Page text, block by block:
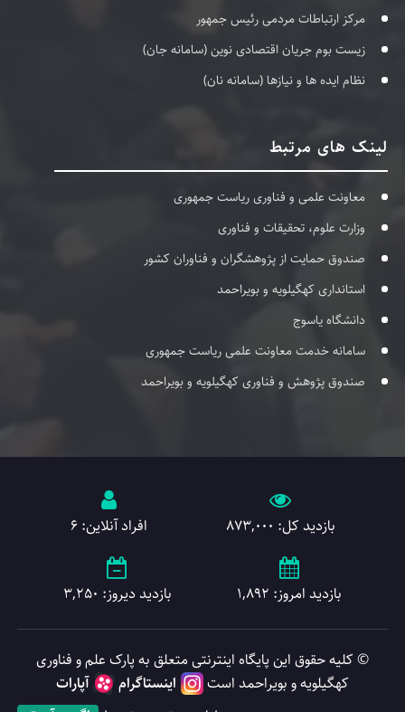
مرکز ارتباطات مردمی رئیس جمهور
زیست بوم جریان اقتصادی نوین (سامانه جان)
نظام ایده ها و نیازها (سامانه نان)
لینک های مرتبط
معاونت علمی و فناوری ریاست جمهوری
وزارت علوم، تحقیقات و فناوری
صندوق حمایت از پژوهشگران و فناوران کشور
استانداری کهگیلویه و بویراحمد
دانشگاه یاسوج
سامانه خدمت معاونت علمی ریاست جمهوری
صندوق پژوهش و فناوری کهگیلویه و بویراحمد
بازدید کل: 873,000 افراد آنلاین: 6
بازدید امروز: 1,892 بازدید دیروز: 3,250
© کلیه حقوق این پایگاه اینترنتی متعلق به پارک علم و فناوری
کهگیلویه و بویراحمد است
اینستاگرام
آپارات